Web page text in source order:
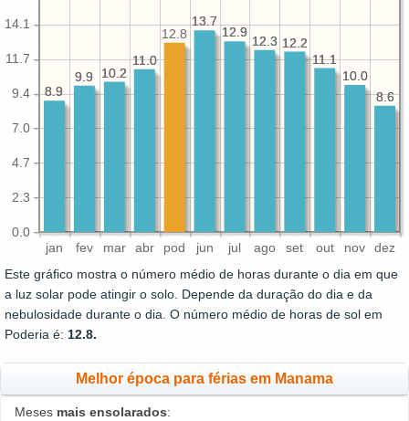
jan fev mar abr pod jun jul ago set out nov dez
0.0
2.3
4.7
7.0
9.4
11.7
14.1
8.6
10.0
11.1
12.2
12.3
12.9
13.7
11.0
10.2
9.9
8.9
8.6
10.0
11.1
12.2
12.3
12.9
13.7
12.8
11.0
10.2
9.9
8.9
Este gráfico mostra o número médio de horas durante o dia em que
a luz solar pode atingir o solo. Depende da duração do dia e da
nebulosidade durante o dia. O número médio de horas de sol em
Poderia é: 12.8.
Melhor época para férias em Manama
Meses mais ensolarados: